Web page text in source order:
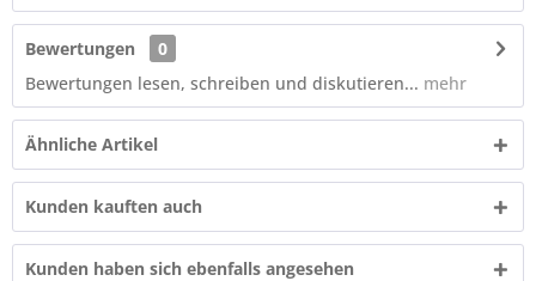
Bewertungen
0
Bewertungen lesen, schreiben und diskutieren... mehr
Ähnliche Artikel
Kunden kauften auch
Kunden haben sich ebenfalls angesehen